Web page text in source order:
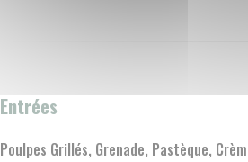
Entrées
Poulpes Grillés, Grenade, Pastèque,